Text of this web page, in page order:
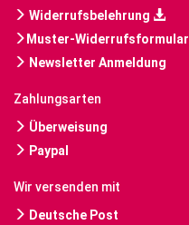
Widerrufsbelehrung
Muster-Widerrufsformular
Newsletter Anmeldung
Zahlungsarten
Überweisung
Paypal
Wir versenden mit
Deutsche Post